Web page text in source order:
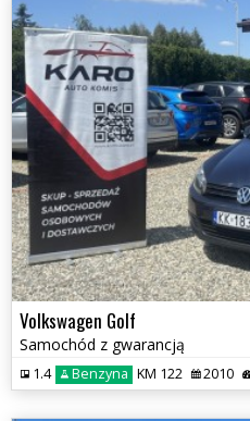
Volkswagen Golf
Samochód z gwarancją
1.4 Benzyna KM 122 2010